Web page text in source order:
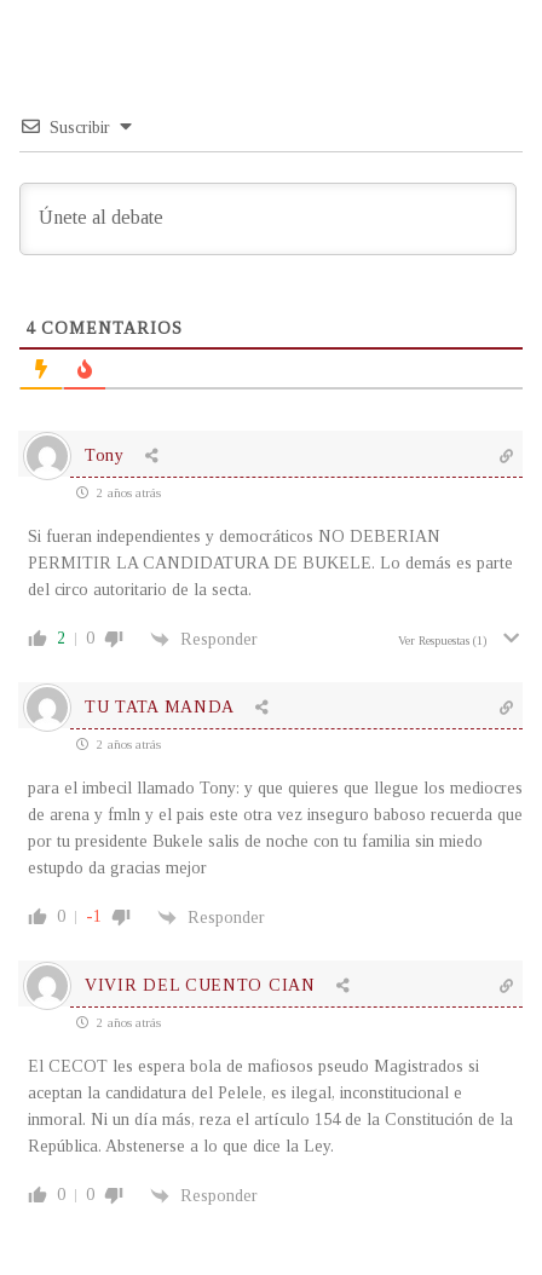
Suscribir
4COMENTARIOS
Tony
2 años atrás
Si fueran independientes y democráticos NO DEBERIAN
PERMITIR LA CANDIDATURA DE BUKELE. Lo demás es parte
del circo autoritario de la secta.
2 0 Responder Ver Respuestas (1)
TU TATA MANDA
2 años atrás
para el imbecil llamado Tony: y que quieres que llegue los mediocres
de arena y fmln y el pais este otra vez inseguro baboso recuerda que
por tu presidente Bukele salis de noche con tu familia sin miedo
estupdo da gracias mejor
0 -1 Responder
VIVIR DEL CUENTO CIAN
2 años atrás
El CECOT les espera bola de mafiosos pseudo Magistrados si
aceptan la candidatura del Pelele, es ilegal, inconstitucional e
inmoral. Ni un día más, reza el artículo 154 de la Constitución de la
República. Abstenerse a lo que dice la Ley.
0 0 Responder